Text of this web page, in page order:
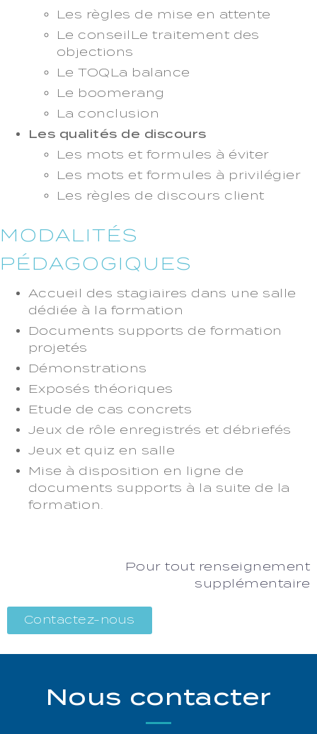
Les règles de mise en attente
Le conseilLe traitement des
objections
Le TOQLa balance
Le boomerang
La conclusion
Les qualités de discours
Les mots et formules à éviter
Les mots et formules à privilégier
Les règles de discours client
MODALITÉS
PÉDAGOGIQUES
Accueil des stagiaires dans une salle
dédiée à la formation
Documents supports de formation
projetés
Démonstrations
Exposés théoriques
Etude de cas concrets
Jeux de rôle enregistrés et débriefés
Jeux et quiz en salle
Mise à disposition en ligne de
documents supports à la suite de la
formation.
Pour tout renseignement
supplémentaire
Contactez-nous
Nous contacter